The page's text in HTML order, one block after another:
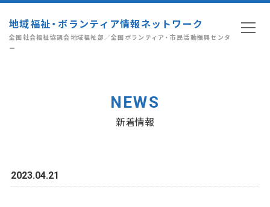
地域福祉・ボランティア情報ネットワーク
全国社会福祉協議会地域福祉部／全国ボランティア・市民活動振興センタ
ー
NEWS
新着情報
2023.04.21